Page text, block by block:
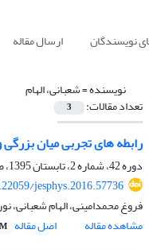
نویسندگان ارسال مقاله
نویسنده =شعبانی، الهام
تعداد مقالات: 3
رابطه های تجربی میان
دوره 42، شماره 2، تابستان 1395، صفحه
jesphys.2016.57736
فروغ محمدامینی، الهام شعبانی،
مشاهده مقاله
اصل مقاله